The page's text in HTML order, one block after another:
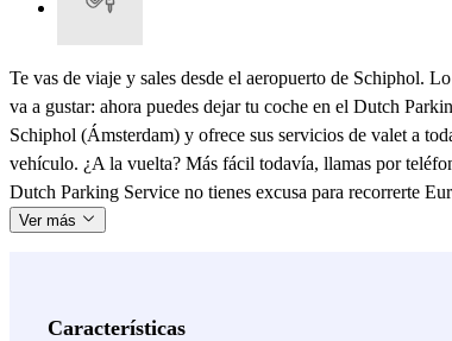
Te vas de viaje y sales desde el aeropuerto de Schiphol.
va a gustar: ahora puedes dejar tu coche en el Dutch
Schiphol (Ámsterdam) y ofrece sus servicios de valet a
vehículo. ¿A la vuelta? Más fácil todavía, llamas por
Dutch Parking Service no tienes excusa para recorrerte
Ver más
Características